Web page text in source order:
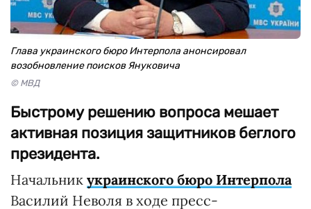
Глава украинского бюро Интерпола анонсировал
возобновление поисков Януковича
© МВД
Быстрому решению вопроса мешает
активная позиция защитников беглого
президента.
Начальник украинского бюро Интерпола
Василий Неволя в ходе пресс-